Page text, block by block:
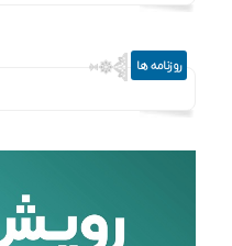
روزنامه ها